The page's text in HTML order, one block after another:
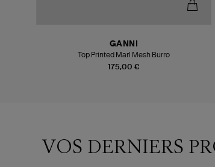
175,00 €
GANNI
Top Printed Marl Mesh Burro
VOS DERNIERS